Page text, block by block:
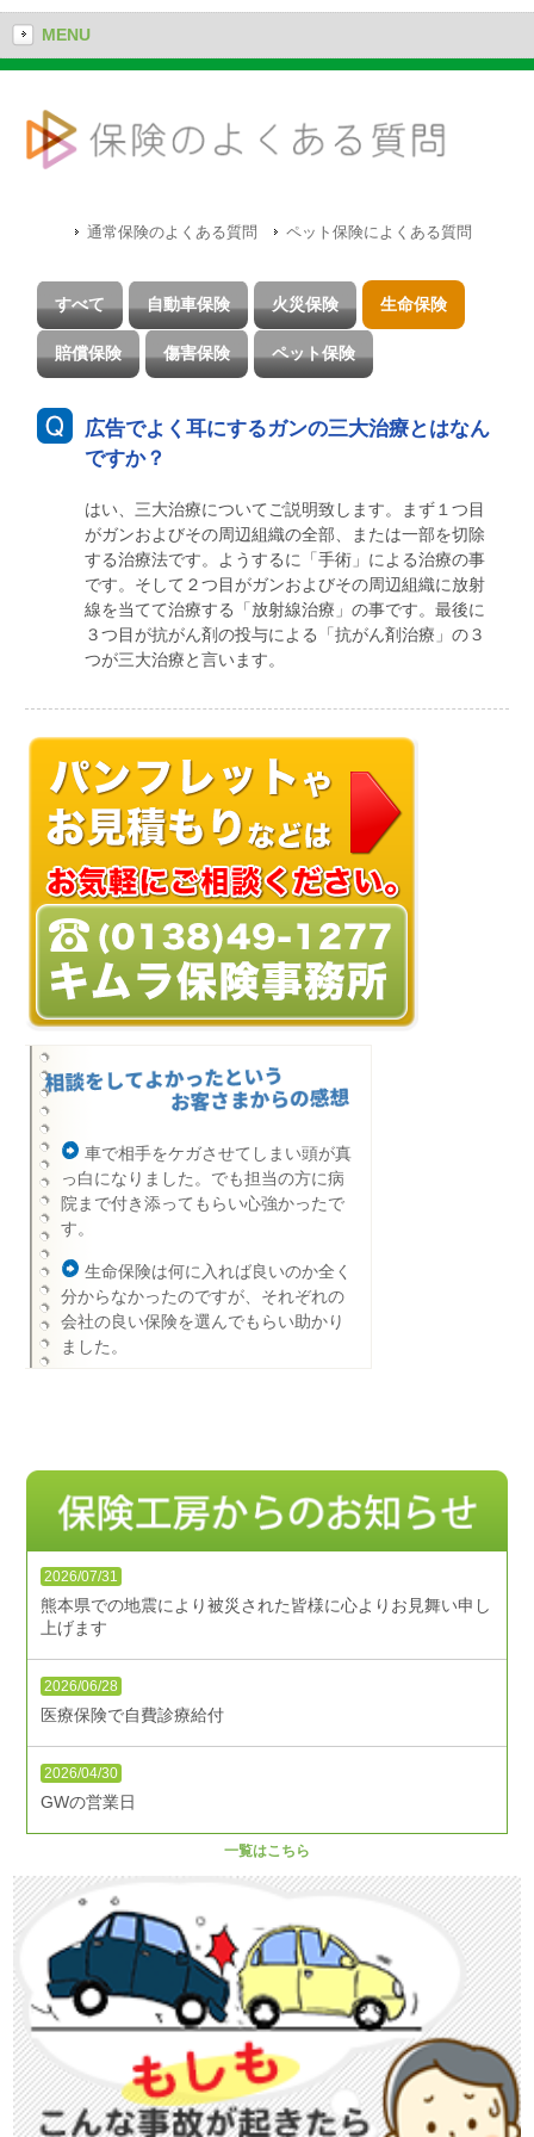
MENU
通常保険のよくある質問 ペット保険によくある質問
すべて 自動車保険 火災保険 生命保険
賠償保険 傷害保険 ペット保険
広告でよく耳にするガンの三大治療とはなん
ですか？
はい、三大治療についてご説明致します。まず１つ目
がガンおよびその周辺組織の全部、または一部を切除
する治療法です。ようするに「手術」による治療の事
です。そして２つ目がガンおよびその周辺組織に放射
線を当てて治療する「放射線治療」の事です。最後に
３つ目が抗がん剤の投与による「抗がん剤治療」の３
つが三大治療と言います。
車で相手をケガさせてしまい頭が真
っ白になりました。でも担当の方に病
院まで付き添ってもらい心強かったで
す。
生命保険は何に入れば良いのか全く
分からなかったのですが、それぞれの
会社の良い保険を選んでもらい助かり
ました。
2026/07/31
熊本県での地震により被災された皆様に心よりお見舞い申し
上げます
2026/06/28
医療保険で自費診療給付
2026/04/30
GWの営業日
一覧はこちら